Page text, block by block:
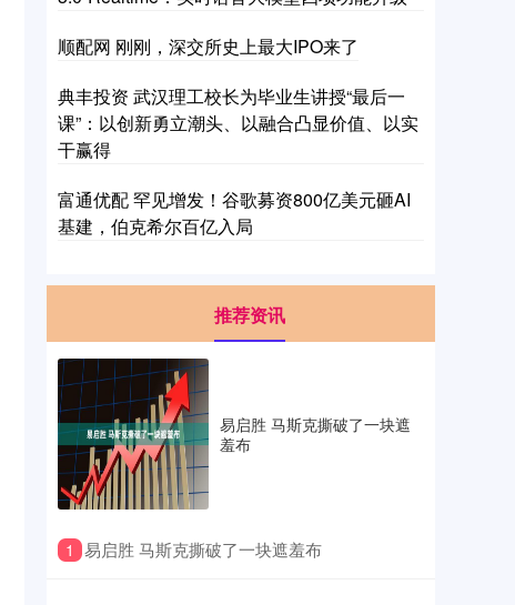
顺配网 刚刚，深交所史上最大IPO来了
典丰投资 武汉理工校长为毕业生讲授“最后一
课”：以创新勇立潮头、以融合凸显价值、以实
干赢得
富通优配 罕见增发！谷歌募资800亿美元砸AI
基建，伯克希尔百亿入局
推荐资讯
易启胜 马斯克撕破了一块遮
羞布
1 ​易启胜 马斯克撕破了一块遮羞布